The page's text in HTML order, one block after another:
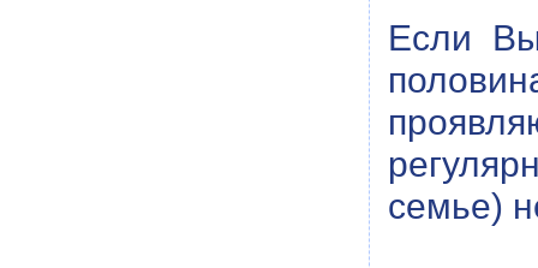
Если
семье)